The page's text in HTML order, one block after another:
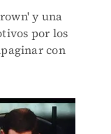
y una
por los
con